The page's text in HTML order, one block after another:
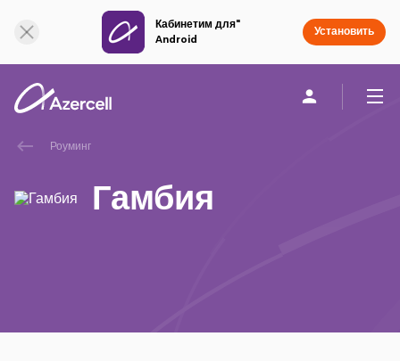
Кабинетим для"
Android
Установить
Роуминг
Гамбия
Онлайн поддержка